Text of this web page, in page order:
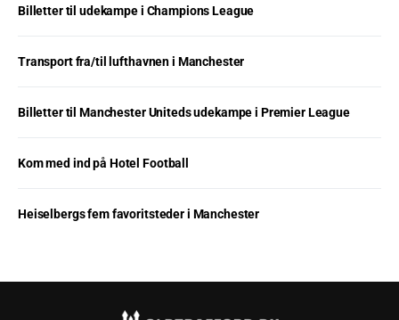
Billetter til udekampe i Champions League
Transport fra/til lufthavnen i Manchester
Billetter til Manchester Uniteds udekampe i Premier League
Kom med ind på Hotel Football
Heiselbergs fem favoritsteder i Manchester